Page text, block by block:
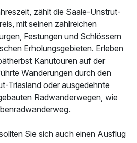
zählt die Saale-Unstrut-
mit seinen zahlreichen
Festungen und Schlössern
Erholungsgebieten. Erleben
Kanutouren auf der
Wanderungen durch den
Triasland oder ausgedehnte
Radwanderwegen, wie
Sie sich auch einen Ausflug